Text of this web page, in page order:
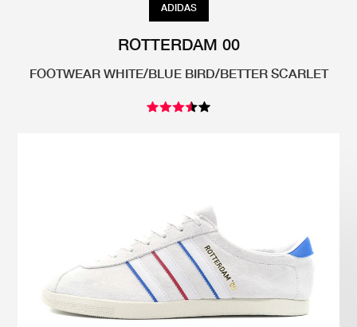
new balance CONVERSE
OTHERS
SEARCH SNEAKER
ADIDAS
ROTTERDAM 00
FOOTWEAR WHITE/BLUE BIRD/BETTER SCARLET